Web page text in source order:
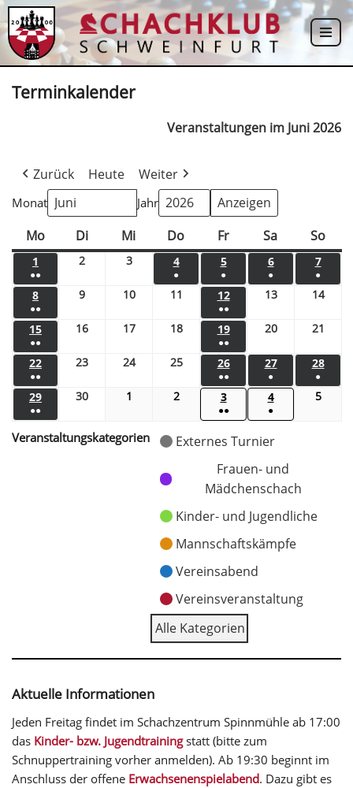
Zum
Inhalt
Terminkalender
Veranstaltungen im Juni 2026
Zurück Heute Weiter
Monat Jahr
Mo Di Mi Do Fr Sa So
1
●●
2 3 4
●
5
●
6
●
7
●
8
●●
9 10 11 12
●●
13 14
15
●●
16 17 18 19
●●
20 21
22
●●
23 24 25 26
●●
27
●
28
●
29
●●
30 1 2 3
●●
4
●
5
Veranstaltungskategorien
Externes Turnier
Frauen- und
Mädchenschach
Kinder- und Jugendliche
Mannschaftskämpfe
Vereinsabend
Vereinsveranstaltung
Alle Kategorien
Aktuelle Informationen
Jeden Freitag findet im Schachzentrum Spinnmühle ab 17:00
das Kinder- bzw. Jugendtrainingstatt (bitte zum
Schnuppertraining vorher anmelden). Ab 19:30 beginnt im
Anschluss der offene Erwachsenenspielabend. Dazu gibt es